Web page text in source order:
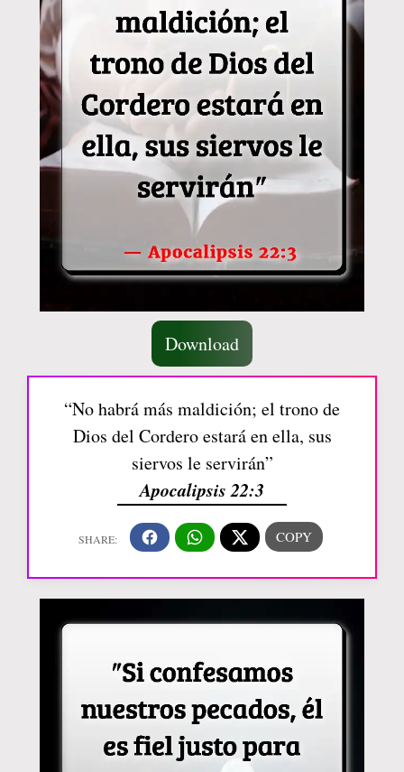
Download
“No habrá más maldición; el trono de
Dios del Cordero estará en ella, sus
siervos le servirán”
Apocalipsis 22:3